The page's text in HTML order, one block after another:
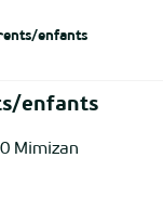
enfants
enfants
Mimizan